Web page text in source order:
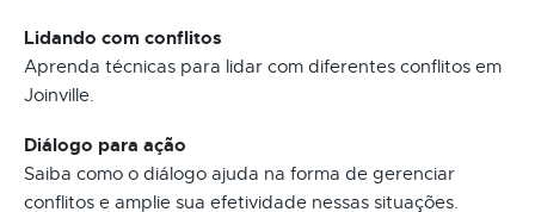
Lidando com conflitos
Aprenda técnicas para lidar com diferentes conflitos em
Joinville.
Diálogo para ação
Saiba como o diálogo ajuda na forma de gerenciar
conflitos e amplie sua efetividade nessas situações.